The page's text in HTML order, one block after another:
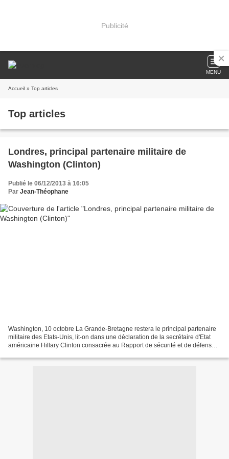
Publicité
MENU
Accueil » Top articles
Top articles
Londres, principal partenaire militaire de
Washington (Clinton)
Publié le 06/12/2013 à 16:05
Par Jean-Théophane
Washington, 10 octobre La Grande-Bretagne restera le principal partenaire
militaire des Etats-Unis, lit-on dans une déclaration de la secrétaire d'Etat
américaine Hillary Clinton consacrée au Rapport de sécurité et de défense